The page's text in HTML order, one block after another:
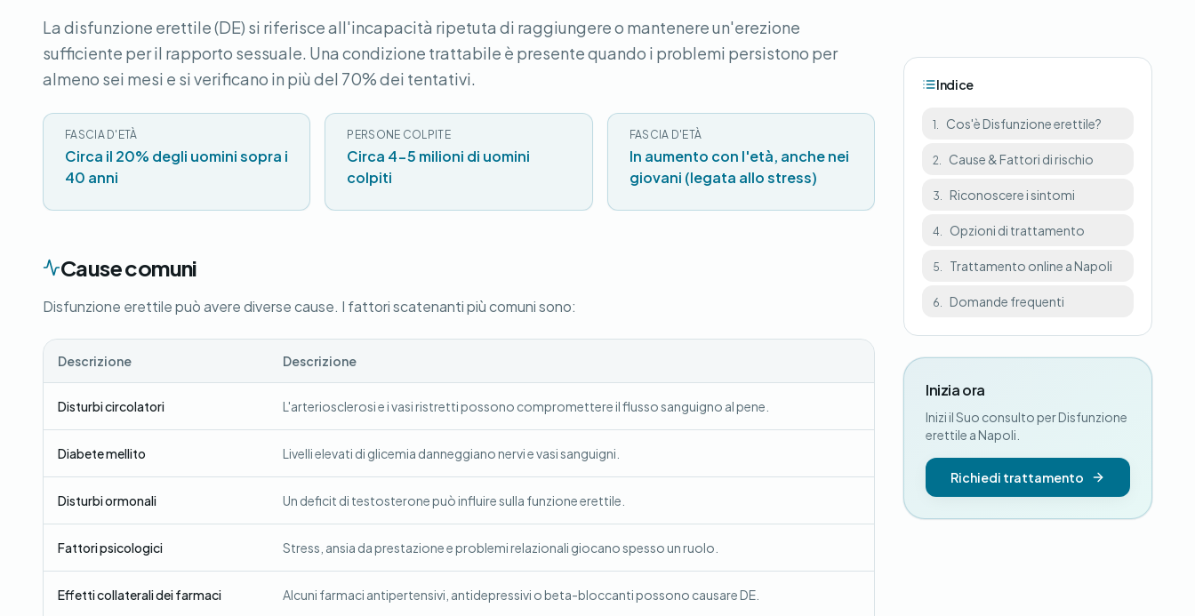
La disfunzione erettile (DE) si riferisce all'incapacità ripetuta di raggiungere o mantenere un'erezione
sufficiente per il rapporto sessuale. Una condizione trattabile è presente quando i problemi persistono per
almeno sei mesi e si verificano in più del 70% dei tentativi.
FASCIA D'ETÀ
Circa il 20% degli uomini sopra i
40 anni
PERSONE COLPITE
Circa 4-5 milioni di uomini
colpiti
FASCIA D'ETÀ
In aumento con l'età, anche nei
giovani (legata allo stress)
Cause comuni
Disfunzione erettile può avere diverse cause. I fattori scatenanti più comuni sono:
Descrizione Descrizione
Disturbi circolatori L'arteriosclerosi e i vasi ristretti possono compromettere il flusso sanguigno al pene.
Diabete mellito Livelli elevati di glicemia danneggiano nervi e vasi sanguigni.
Disturbi ormonali Un deficit di testosterone può influire sulla funzione erettile.
Fattori psicologici Stress, ansia da prestazione e problemi relazionali giocano spesso un ruolo.
Effetti collaterali dei farmaci Alcuni farmaci antipertensivi, antidepressivi o beta-bloccanti possono causare DE.
Indice
1. Cos'è Disfunzione erettile?
2. Cause & Fattori di rischio
3. Riconoscere i sintomi
4. Opzioni di trattamento
5. Trattamento online a Napoli
6. Domande frequenti
Inizia ora
Inizi il Suo consulto per Disfunzione
erettile a Napoli.
Richiedi trattamento